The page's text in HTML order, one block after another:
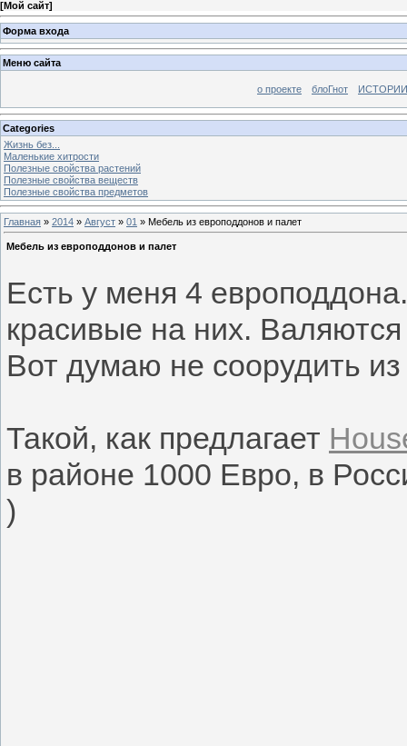
[Мой сайт]
Форма входа
Меню сайта
о проекте блоГнот
Categories
Жизнь без...
Маленькие хитрости
Полезные свойства растений
Полезные свойства веществ
Полезные свойства предметов
Главная » 2014 » Август » 01 » Мебель из европоддонов и палет
Мебель из европоддонов и палет
Есть у меня 4
красивые на них.
Вот думаю не соорудить
Такой, как предлагает
в районе 1000 Евро, в
)